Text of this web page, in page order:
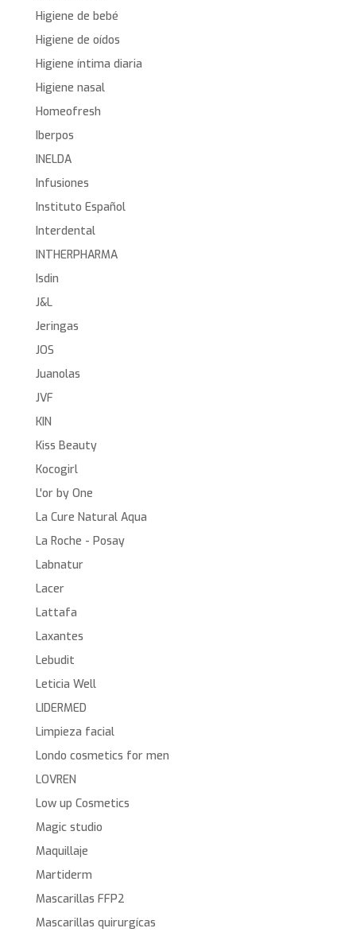
Higiene de bebé
Higiene de oídos
Higiene íntima diaria
Higiene nasal
Homeofresh
Iberpos
INELDA
Infusiones
Instituto Español
Interdental
INTHERPHARMA
Isdin
J&L
Jeringas
JOS
Juanolas
JVF
KIN
Kiss Beauty
Kocogirl
L'or by One
La Cure Natural Aqua
La Roche - Posay
Labnatur
Lacer
Lattafa
Laxantes
Lebudit
Leticia Well
LIDERMED
Limpieza facial
Londo cosmetics for men
LOVREN
Low up Cosmetics
Magic studio
Maquillaje
Martiderm
Mascarillas FFP2
Mascarillas quirurgícas